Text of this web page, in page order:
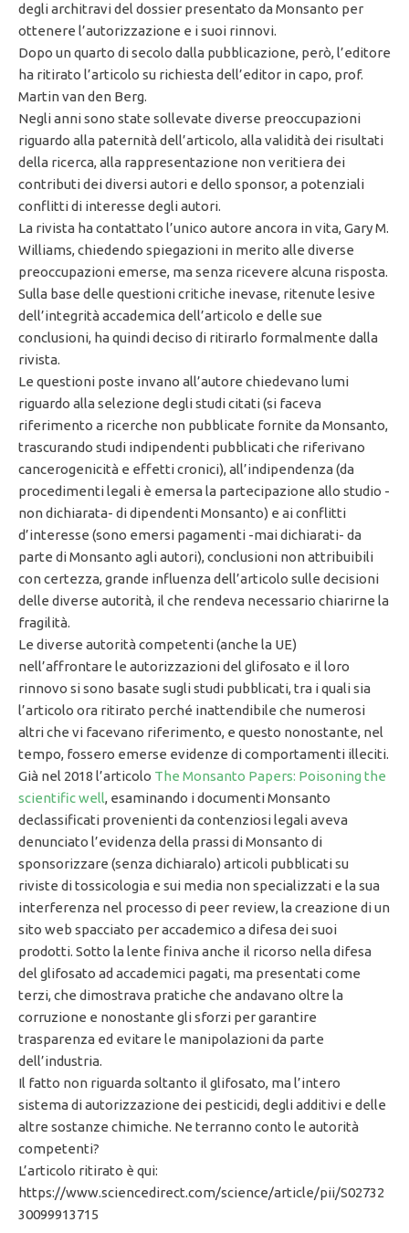
degli architravi del dossier presentato da Monsanto per
ottenere l’autorizzazione e i suoi rinnovi.
Dopo un quarto di secolo dalla pubblicazione, però, l’editore
ha ritirato l’articolo su richiesta dell’editor in capo, prof.
Martin van den Berg.
Negli anni sono state sollevate diverse preoccupazioni
riguardo alla paternità dell’articolo, alla validità dei risultati
della ricerca, alla rappresentazione non veritiera dei
contributi dei diversi autori e dello sponsor, a potenziali
conflitti di interesse degli autori.
La rivista ha contattato l’unico autore ancora in vita, Gary M.
Williams, chiedendo spiegazioni in merito alle diverse
preoccupazioni emerse, ma senza ricevere alcuna risposta.
Sulla base delle questioni critiche inevase, ritenute lesive
dell’integrità accademica dell’articolo e delle sue
conclusioni, ha quindi deciso di ritirarlo formalmente dalla
rivista.
Le questioni poste invano all’autore chiedevano lumi
riguardo alla selezione degli studi citati (si faceva
riferimento a ricerche non pubblicate fornite da Monsanto,
trascurando studi indipendenti pubblicati che riferivano
cancerogenicità e effetti cronici), all’indipendenza (da
procedimenti legali è emersa la partecipazione allo studio -
non dichiarata- di dipendenti Monsanto) e ai conflitti
d’interesse (sono emersi pagamenti -mai dichiarati- da
parte di Monsanto agli autori), conclusioni non attribuibili
con certezza, grande influenza dell’articolo sulle decisioni
delle diverse autorità, il che rendeva necessario chiarirne la
fragilità.
Le diverse autorità competenti (anche la UE)
nell’affrontare le autorizzazioni del glifosato e il loro
rinnovo si sono basate sugli studi pubblicati, tra i quali sia
l’articolo ora ritirato perché inattendibile che numerosi
altri che vi facevano riferimento, e questo nonostante, nel
tempo, fossero emerse evidenze di comportamenti illeciti.
Già nel 2018 l’articolo The Monsanto Papers: Poisoning the
scientific well, esaminando i documenti Monsanto
declassificati provenienti da contenziosi legali aveva
denunciato l’evidenza della prassi di Monsanto di
sponsorizzare (senza dichiaralo) articoli pubblicati su
riviste di tossicologia e sui media non specializzati e la sua
interferenza nel processo di peer review, la creazione di un
sito web spacciato per accademico a difesa dei suoi
prodotti. Sotto la lente finiva anche il ricorso nella difesa
del glifosato ad accademici pagati, ma presentati come
terzi, che dimostrava pratiche che andavano oltre la
corruzione e nonostante gli sforzi per garantire
trasparenza ed evitare le manipolazioni da parte
dell’industria.
Il fatto non riguarda soltanto il glifosato, ma l’intero
sistema di autorizzazione dei pesticidi, degli additivi e delle
altre sostanze chimiche. Ne terranno conto le autorità
competenti?
L’articolo ritirato è qui:
https://www.sciencedirect.com/science/article/pii/S02732
30099913715